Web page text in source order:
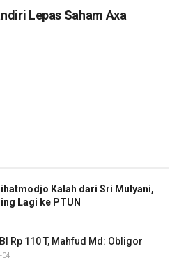
Lepas Saham Axa
Kalah dari Sri Mulyani,
Lagi ke PTUN
Rp 110 T, Mahfud Md: Obligor
04